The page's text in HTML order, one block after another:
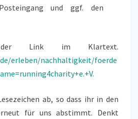
und ggf. den
Link im Klartext.
erleben/nachhaltigkeit/foerde
ab, so dass ihr in den
für uns abstimmt. Denkt